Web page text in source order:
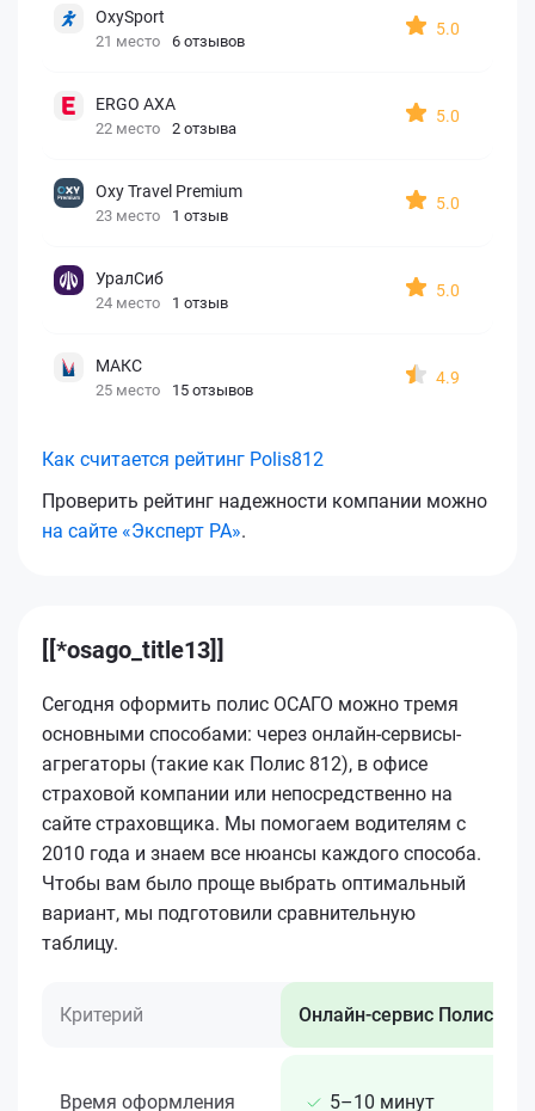
OxySport
21 место 6 отзывов
5.0
ERGO AXA
22 место 2 отзыва
5.0
Oxy Travel Premium
23 место 1 отзыв
5.0
УралСиб
24 место 1 отзыв
5.0
МАКС
25 место 15 отзывов
4.9
Как считается рейтинг Polis812
Проверить рейтинг надежности компании можно
на сайте «Эксперт РА».
[[*osago_title13]]
Сегодня оформить полис ОСАГО можно тремя
основными способами: через онлайн-сервисы-
агрегаторы (такие как Полис 812), в офисе
страховой компании или непосредственно на
сайте страховщика. Мы помогаем водителям с
2010 года и знаем все нюансы каждого способа.
Чтобы вам было проще выбрать оптимальный
вариант, мы подготовили сравнительную
таблицу.
Критерий Онлайн-сервис Полис 812
Время оформления 5–10 минут